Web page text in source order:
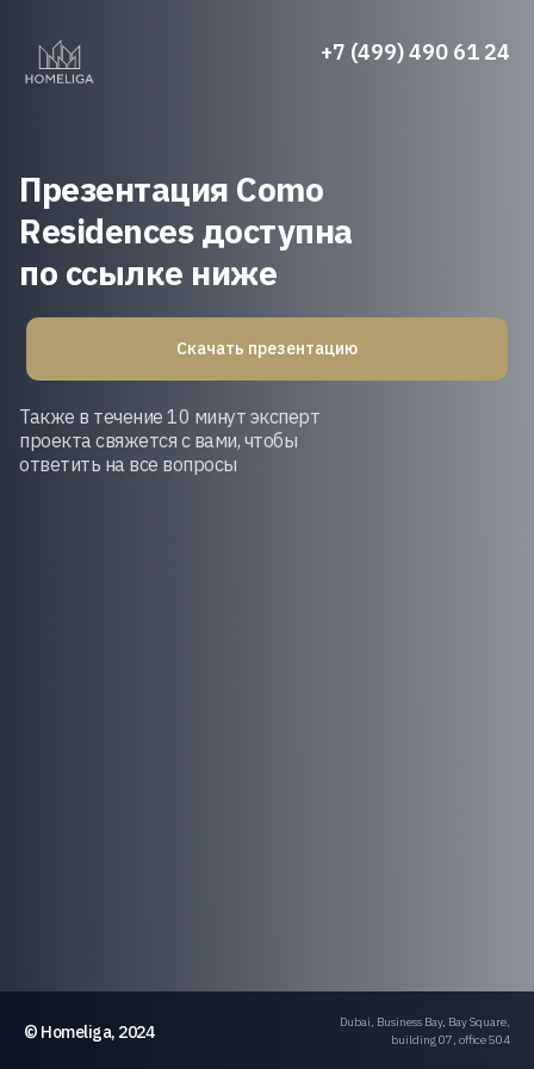
Презентация Como
Residences доступна
по ссылке ниже
Также в течение 10 минут эксперт
проекта свяжется с вами, чтобы
ответить на все вопросы
+7 (499) 490 61 24
Dubai, Business Bay, Bay Square,
building 07, office 504
© Homeliga, 2024
Скачать презентацию